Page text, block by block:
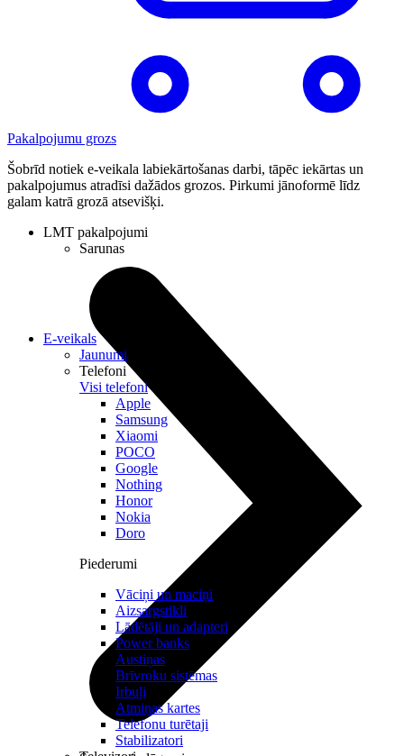
Pakalpojumu grozs
Šobrīd notiek e-veikala labiekārtošanas darbi, tāpēc iekārtas un
pakalpojumus atradīsi dažādos grozos. Pirkumi jānoformē līdz
galam katrā grozā atsevišķi.
LMT pakalpojumi
Sarunas
E-veikals
Jaunumi
Telefoni
Visi telefoni
Apple
Samsung
Xiaomi
POCO
Google
Nothing
Honor
Nokia
Doro
Piederumi
Vāciņi un maciņi
Aizsargstikli
Lādētāji un adapteri
Power banks
Austiņas
Brīvroku sistēmas
Irbuļi
Atmiņas kartes
Telefonu turētaji
Stabilizatori